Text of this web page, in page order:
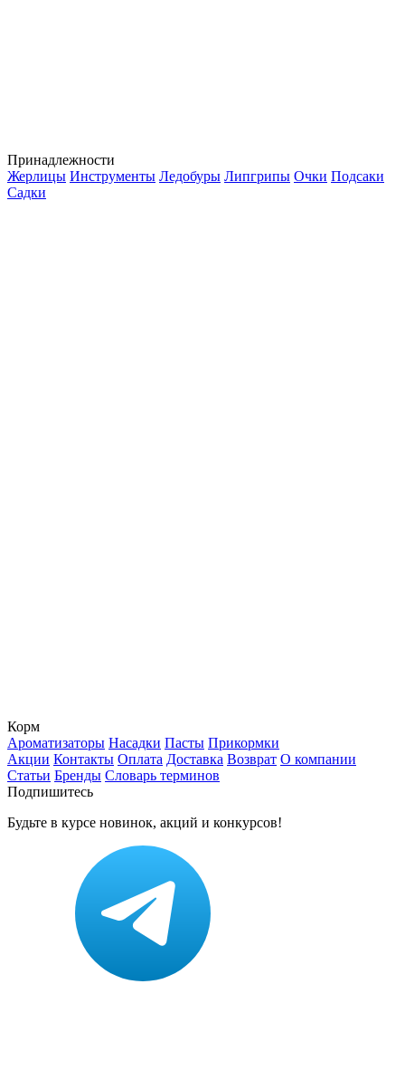
Принадлежности
Жерлицы Инструменты Ледобуры Липгрипы Очки Подсаки
Садки
Корм
Ароматизаторы Насадки Пасты Прикормки
Акции Контакты Оплата Доставка Возврат О компании
Статьи Бренды Словарь терминов
Подпишитесь
Будьте в курсе новинок, акций и конкурсов!